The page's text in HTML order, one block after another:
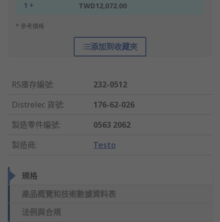
1 + TWD12,072.00
* 參考價格
添加到收藏夾
RS庫存編號:
232-0512
Distrelec 貨號:
176-62-026
製造零件編號:
0563 2062
製造商: Testo
規格
產品概覽和技術數據資料表
法例與合規